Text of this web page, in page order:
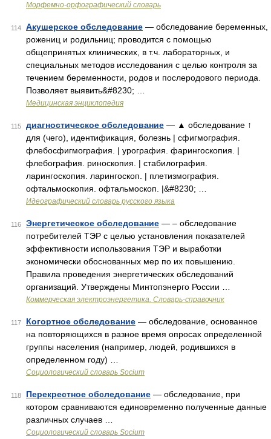
Морфемно-орфографический словарь
114 Акушерское обследование — обследование беременных,
рожениц и родильниц; проводится с помощью
общепринятых клинических, в т.ч. лабораторных, и
специальных методов исследования с целью контроля за
течением беременности, родов и послеродового периода.
Позволяет выявить&#8230; …
Медицинская энциклопедия
115 диагностическое обследование — ▲ обследование ↑
для (чего), идентификация, болезнь | сфигмография.
флебосфигмография. | урография. фарингоскопия. |
флебография. риноскопия. | стабилография.
ларингоскопия. ларингоскоп. | плетизмография.
офтальмоскопия. офтальмоскоп. |&#8230; …
Идеографический словарь русского языка
116 Энергетическое обследование — – обследование
потребителей ТЭР с целью установления показателей
эффективности использования ТЭР и выработки
экономически обоснованных мер по их повышению.
Правила проведения энергетических обследований
организаций. Утверждены Минтопэнерго России …
Коммерческая электроэнергетика. Словарь-справочник
117 Когортное обследование — обследование, основанное
на повторяющихся в разное время опросах определенной
группы населения (например, людей, родившихся в
определенном году) …
Социологический словарь Socium
118 Перекрестное обследование — обследование, при
котором сравниваются единовременно полученные данные
различных случаев …
Социологический словарь Socium